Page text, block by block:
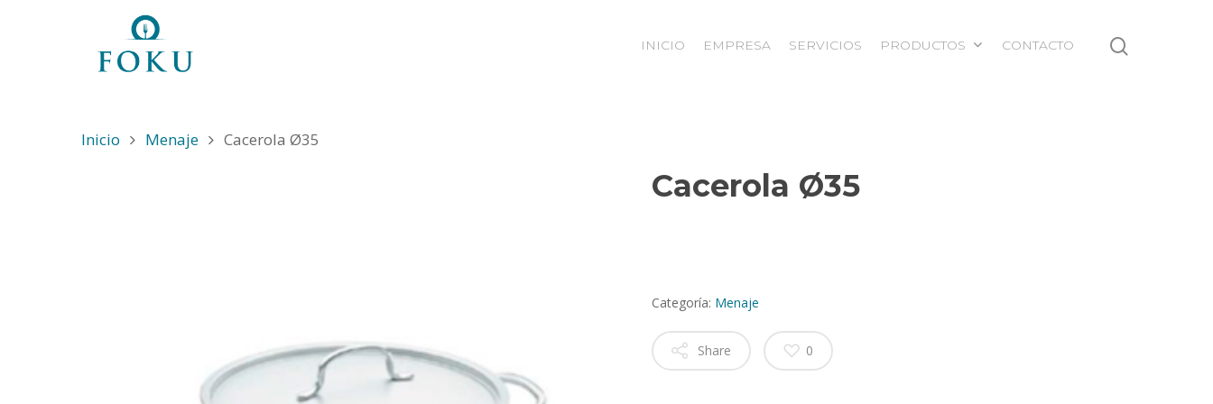
INICIO EMPRESA SERVICIOS PRODUCTOS CONTACTO
Inicio Menaje Cacerola Ø35
Cacerola Ø35
Categoría: Menaje
Share 0